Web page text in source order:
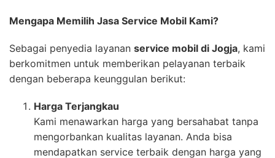
Mengapa Memilih Jasa Service Mobil Kami?
Sebagai penyedia layanan service mobil di Jogja, kami
berkomitmen untuk memberikan pelayanan terbaik
dengan beberapa keunggulan berikut:
Harga Terjangkau
Kami menawarkan harga yang bersahabat tanpa
mengorbankan kualitas layanan. Anda bisa
mendapatkan service terbaik dengan harga yang